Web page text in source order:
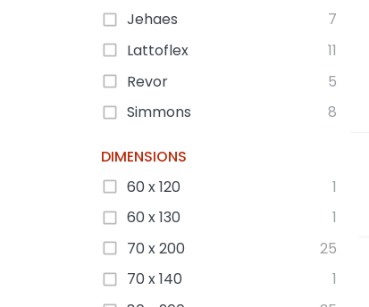
Jehaes
7
Lattoflex
11
Revor
5
Simmons
8
DIMENSIONS
60 x 120
1
60 x 130
1
70 x 200
25
70 x 140
1